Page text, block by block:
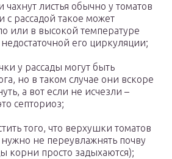
чахнут листья обычно у томатов
с рассадой такое может
или в высокой температуре
его циркуляции;
у рассады могут быть
но в таком случае они вскоре
а вот если не исчезли –
септориоз;
того, что верхушки томатов
нужно не переувлажнять почву
корни просто задыхаются);